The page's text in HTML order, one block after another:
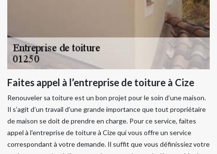
Faites appel à l’entreprise de toiture à Cize
Renouveler sa toiture est un bon projet pour le soin d’une maison.
Il s’agit d’un travail d’une grande importance que tout propriétaire
de maison se doit de prendre en charge. Pour ce service, faites
appel à l’entreprise de toiture à Cize qui vous offre un service
correspondant à votre demande. Il suffit que vous définissiez votre